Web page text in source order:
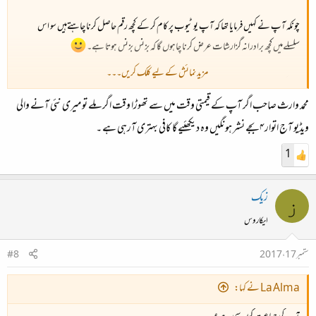
چونکہ آپ نے کہیں فرمایا تھا کہ آپ یو ٹیوب پر کام کر کے کچھ رقم حاصل کرنا چاہتےہیں سو اس
سلسلےمیں کچھ برادرانہ گزارشات عرض کرنا چاہوں گا کہ بزنس بزنس ہوتا ہے۔
آپ کی اس ویڈیو میں مارکیٹنگ کے لحاظ سے خامیاں ہی خامیاں ہیں:
- موضوع کے لحاظ سے آپ کا "کمپیٹیشن" بہت تگڑا ہے۔ اس موضوع یعنی مذہب پر بلا مبالغہ لاکھوں
ویڈیوز ہونگی اور ایک سے بڑھ کر ایک۔ آپ نے کام ہی مائنس سے شروع کیا ہے۔
-ویڈیو کی ریکارڈنگ کوالٹی انتہائی بری ہے۔ یہ شروع ہی سے گاہک کو بد ظن کر دے گی۔
-آپ کےلکھے ہوئے ٹیکسٹ میں املا کی غلطیاں ہیں جو عام نظر میں آ جاتی ہیں۔ یہ پراڈکٹ کے لیے زہرِ
قاتل ہے۔
۔آپ نے لکھا ہوا ٹیکسٹ پڑھنے میں کافی ہچکچاہٹ کا مظاہرہ کیا ہے، یہ چیز گاہک کو باور کرا دے گی کہ
آپ نوآموز اور نووارد اور نو مشق ہیں۔
-آپ نے جو حدیث پڑھی اس کے حوالے میں لکھا، "احمد ترمذی"۔ یہ حدیث کی کوئی کتاب نہیں ہے۔
ترمذی شریف کے لیے صرف "ترمذی" یا "جامع ترمذی" لکھا جاتا ہے۔ جہاں دیدہ گاہک فی الفور بدظن
ہو جائے گا۔
مزید نمائش کے لیے کلک کریں۔۔۔
محمد وارث صاحب اگر آپ کے قیمتی وقت میں سے تھوڑا وقت اگر ملے تو میری نئی آنے والی
ویڈیو آج اتوار ۴ بجے نشر ہونگیں وہ دیکھئیے گا کافی بہتری آرہی ہے ۔
1
ز زیک
ایکاروس
ستمبر 17، 2017
#8
La Alma نے کہا: